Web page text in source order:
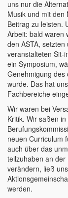
uns nur die
Musik und mit den
Beitrag zu leisten.
Arbeit: bald waren
den ASTA,
veranstalteten Sit-
ein Symposium,
Genehmigung des
wurde. Das hat
Fachbereiche
Wir waren bei
Kritik. Wir saßen
neuen Curriculum
auch über das
teilzuhaben an
verändern, ließ
werden.